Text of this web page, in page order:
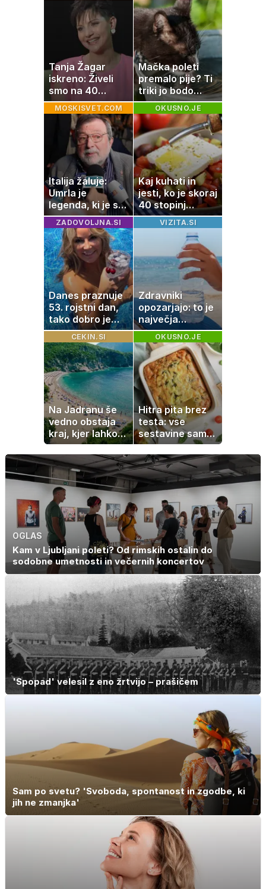
Tanja Žagar
iskreno: Živeli
smo na 40
kvadratih, a
imela sem vse,
kar otrok
potrebuje
Mačka poleti
premalo pije? Ti
triki jo bodo
spodbudili, da
zaužije več vode
MOSKISVET.COM
Italija žaluje:
Umrla je
legenda, ki je s
svojimi pesmimi
zaznamovala
Italijo
OKUSNO.JE
Kaj kuhati in
jesti, ko je skoraj
40 stopinj
Celzija: 5 kosil
brez prižiganja
ZADOVOLJNA.SI
Danes praznuje
53. rojstni dan,
tako dobro je
videti znana
Slovenka
VIZITA.SI
Zdravniki
opozarjajo: to je
največja
napaka, ki jo
ljudje delajo med
vročino
CEKIN.SI
Na Jadranu še
vedno obstaja
kraj, kjer lahko
dopustujete
poceni:
nastanitev že od
10 evrov, kosilo
za pet evrov
OKUSNO.JE
Hitra pita brez
testa: vse
sestavine samo
zmešate in
pečica opravi
ostalo
OGLAS
Kam v Ljubljani poleti? Od rimskih ostalin do
sodobne umetnosti in večernih koncertov
'Spopad' velesil z eno žrtvijo – prašičem
Sam po svetu? 'Svoboda, spontanost in zgodbe, ki
jih ne zmanjka'